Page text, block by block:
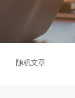
随机文章